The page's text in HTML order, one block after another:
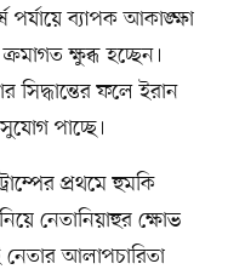
পর্যায়ে ব্যাপক আকাঙ্ক্ষা
ক্ষুব্ধ হচ্ছেন।
সিদ্ধান্তের ফলে ইরান
পাচ্ছে।
প্রথমে হুমকি
নেতানিয়াহুর ক্ষোভ
আলাপচারিতা